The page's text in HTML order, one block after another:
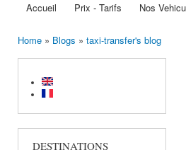
Main menu
Accueil Prix - Tarifs Nos
Home » Blogs » taxi-transfer's blog
DESTINATIONS